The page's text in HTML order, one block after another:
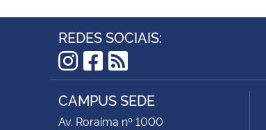
REDES SOCIAIS:
Instagram
Facebook
RSS
CAMPUS SEDE
Av. Roraima nº 1000